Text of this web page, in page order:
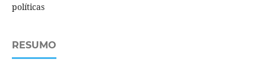
políticas
RESUMO